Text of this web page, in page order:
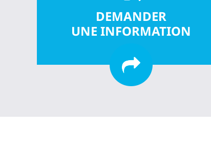
DEMANDER
UNE INFORMATION